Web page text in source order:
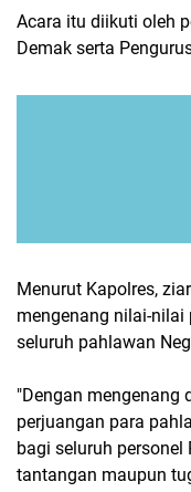
Acara itu diikuti oleh
Demak serta
Menurut Kapolres,
mengenang nilai-nilai
seluruh pahlawan
"Dengan mengenang
perjuangan para
bagi seluruh
tantangan maupun